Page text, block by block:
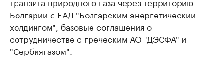
Болгарии с ЕАД "Болгарским энергетическии
холдингом", базовые соглашения о
сотрудничестве с греческим АО "ДЭСФА" и
"Сербиягазом".